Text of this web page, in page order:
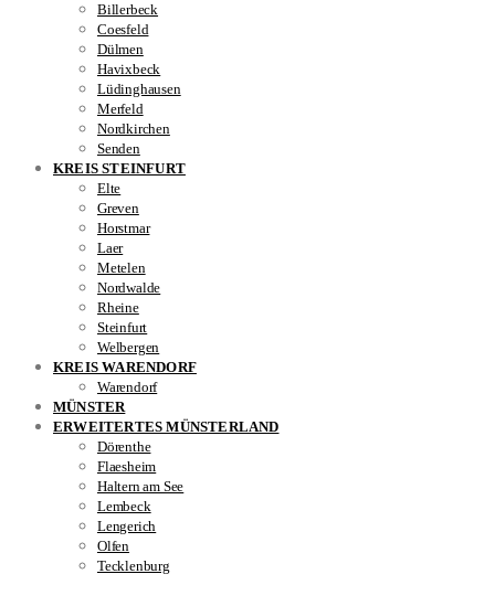
Billerbeck
Coesfeld
Dülmen
Havixbeck
Lüdinghausen
Merfeld
Nordkirchen
Senden
KREIS STEINFURT
Elte
Greven
Horstmar
Laer
Metelen
Nordwalde
Rheine
Steinfurt
Welbergen
KREIS WARENDORF
Warendorf
MÜNSTER
ERWEITERTES MÜNSTERLAND
Dörenthe
Flaesheim
Haltern am See
Lembeck
Lengerich
Olfen
Tecklenburg